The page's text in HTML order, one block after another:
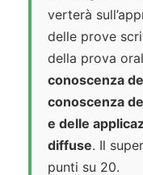
verterà
delle prove
della prova
conoscenza
conoscenza
e delle
diffuse. Il
punti su 20.